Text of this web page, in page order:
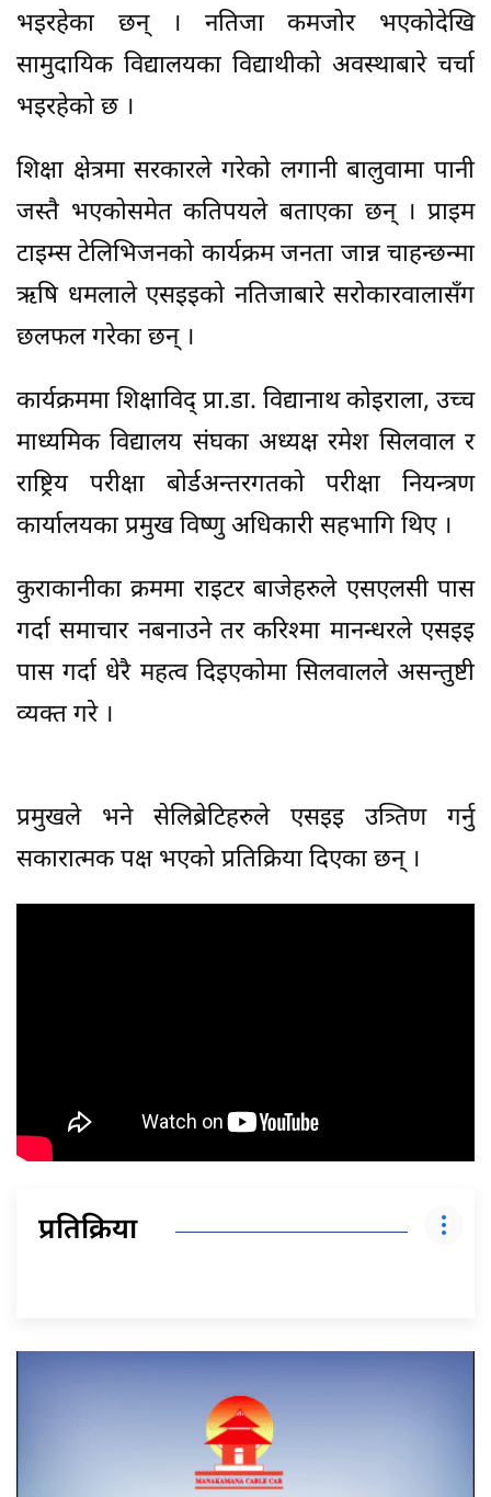
भइरहेका छन् । नतिजा कमजोर भएकोदेखि
सामुदायिक विद्यालयका विद्याथीको अवस्थाबारे चर्चा
भइरहेको छ ।
शिक्षा क्षेत्रमा सरकारले गरेको लगानी बालुवामा पानी
जस्तै भएकोसमेत कतिपयले बताएका छन् । प्राइम
टाइम्स टेलिभिजनको कार्यक्रम जनता जान्न चाहन्छन्मा
ऋषि धमलाले एसइइको नतिजाबारे सरोकारवालासँग
छलफल गरेका छन् ।
कार्यक्रममा शिक्षाविद् प्रा.डा. विद्यानाथ कोइराला, उच्च
माध्यमिक विद्यालय संघका अध्यक्ष रमेश सिलवाल र
राष्ट्रिय परीक्षा बोर्डअन्तरगतको परीक्षा नियन्त्रण
कार्यालयका प्रमुख विष्णु अधिकारी सहभागि थिए ।
कुराकानीका क्रममा राइटर बाजेहरुले एसएलसी पास
गर्दा समाचार नबनाउने तर करिश्मा मानन्धरले एसइइ
पास गर्दा धेरै महत्व दिइएकोमा सिलवालले असन्तुष्टी
व्यक्त गरे ।
प्रमुखले भने सेलिब्रेटिहरुले एसइइ उत्र्तिण गर्नु
सकारात्मक पक्ष भएको प्रतिक्रिया दिएका छन् ।
प्रतिक्रिया